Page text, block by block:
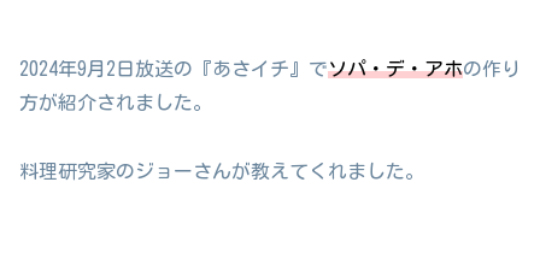
2024年9月2日放送の『あさイチ』でソパ・デ・アホの作り
方が紹介されました。
料理研究家のジョーさんが教えてくれました。